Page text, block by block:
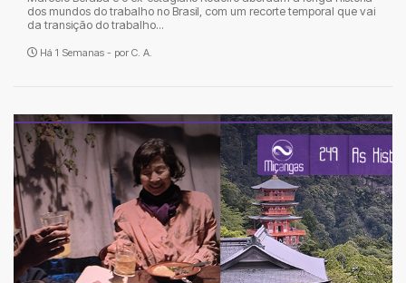
dos mundos do trabalho no Brasil, com um recorte temporal que vai
da transição do trabalho...
Há 1 Semanas - por C. A.